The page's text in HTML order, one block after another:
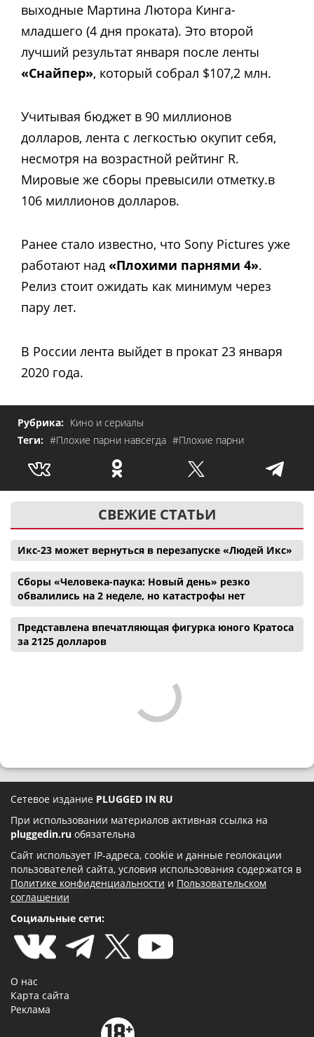
выходные Мартина Лютора Кинга-
младшего (4 дня проката). Это второй
лучший результат января после ленты
«Снайпер», который собрал $107,2 млн.
Учитывая бюджет в 90 миллионов
долларов, лента с легкостью окупит себя,
несмотря на возрастной рейтинг R.
Мировые же сборы превысили отметку.в
106 миллионов долларов.
Ранее стало известно, что Sony Pictures уже
работают над «Плохими парнями 4».
Релиз стоит ожидать как минимум через
пару лет.
В России лента выйдет в прокат 23 января
2020 года.
Рубрика: Кино и сериалы
Теги: #Плохие парни навсегда #Плохие парни
СВЕЖИЕ СТАТЬИ
Икс-23 может вернуться в перезапуске «Людей Икс»
Сборы «Человека-паука: Новый день» резко
обвалились на 2 неделе, но катастрофы нет
Представлена впечатляющая фигурка юного Кратоса
за 2125 долларов
Сетевое издание PLUGGED IN RU
При использовании материалов активная ссылка на
pluggedin.ru обязательна
Сайт использует IP-адреса, cookie и данные геолокации
пользователей сайта, условия использования содержатся в
Политике конфиденциальности и Пользовательском
соглашении
Социальные сети:
О нас
Карта сайта
Реклама